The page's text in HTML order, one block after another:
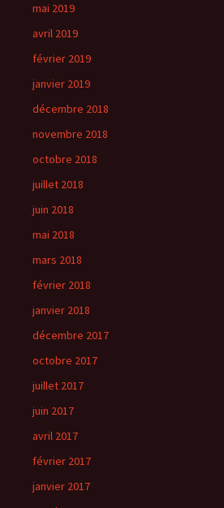
mai 2019
avril 2019
février 2019
janvier 2019
décembre 2018
novembre 2018
octobre 2018
juillet 2018
juin 2018
mai 2018
mars 2018
février 2018
janvier 2018
décembre 2017
octobre 2017
juillet 2017
juin 2017
avril 2017
février 2017
janvier 2017